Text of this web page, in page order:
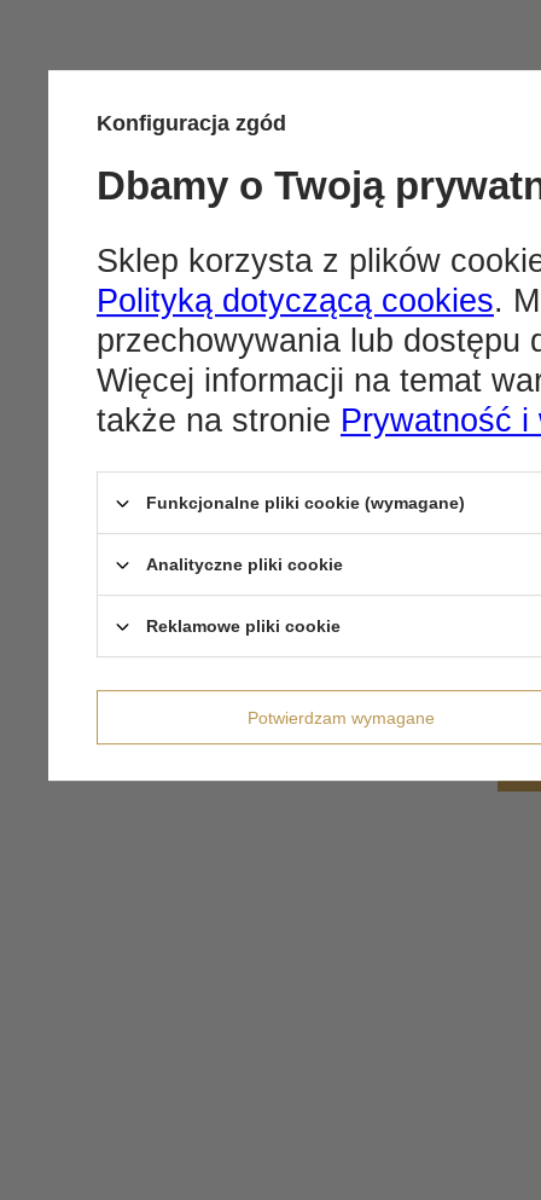
Konfiguracja zgód
Dbamy o Twoją
Sklep korzysta z plików
Polityką dotyczącą cookies.
przechowywania lub dostępu
Więcej informacji na temat
także na stronie Prywatność i
Funkcjonalne pliki cookie (wymagane)
Analityczne pliki cookie
Reklamowe pliki cookie
Potwierdzam wymagane